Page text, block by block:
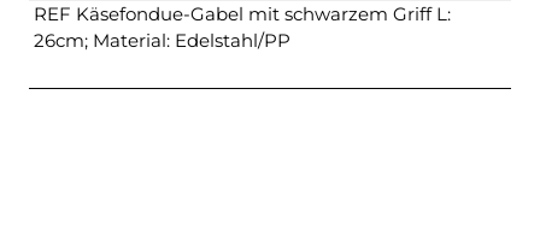
REF Käsefondue-Gabel mit schwarzem Griff L:
26cm; Material: Edelstahl/PP